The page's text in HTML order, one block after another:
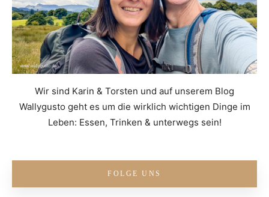
Wir sind Karin & Torsten und auf unserem Blog
Wallygusto geht es um die wirklich wichtigen Dinge im
Leben: Essen, Trinken & unterwegs sein!
FOLGE UNS